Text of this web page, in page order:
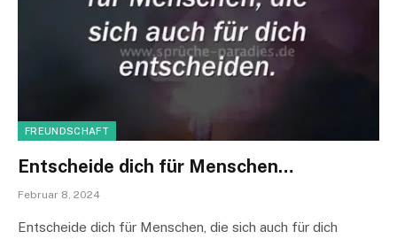
FREUNDSCHAFT
Entscheide dich für Menschen…
Februar 8, 2024
Entscheide dich für Menschen, die sich auch für dich